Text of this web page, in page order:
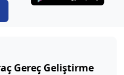
Gereç Geliştirme